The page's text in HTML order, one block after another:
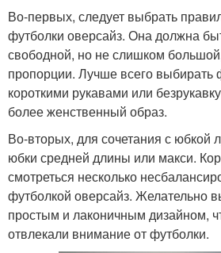
Во-первых, следует выбрать
футболки оверсайз. Она должна
свободной, но не слишком
пропорции. Лучше всего выбирать
короткими рукавами или
более женственный образ.
Во-вторых, для сочетания с юбкой
юбки средней длины или макси.
смотреться несколько
футболкой оверсайз. Желательно
простым и лаконичным дизайном,
отвлекали внимание от футболки.